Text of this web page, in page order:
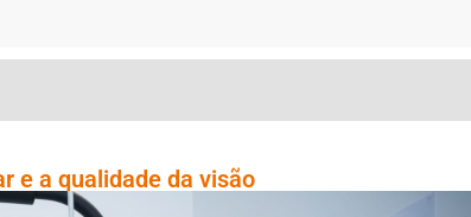
e a qualidade da visão